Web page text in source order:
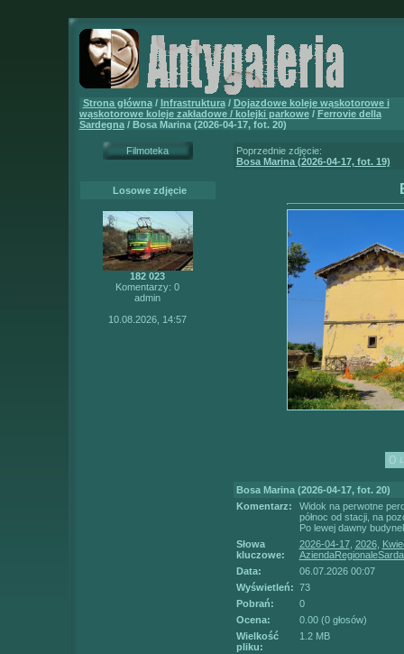
Strona główna/ Infrastruktura/ Dojazdowe koleje wąskotorowe i
wąskotorowe koleje zakładowe / kolejki parkowe/ Ferrovie della
Sardegna/ Bosa Marina (2026-04-17, fot. 20)
Filmoteka
Losowe zdjęcie
182 023
Komentarzy: 0
admin
10.08.2026, 14:57
Poprzednie zdjęcie:
Bosa Marina (2026-04-17, fot. 19)
Bosa Marina (2026-04-17, fot. 20)
Komentarz:
Widok na perwotne
północ od stacji, na
Po lewej dawny
Słowa
kluczowe:
2026-04-17, 2026,
Data:
06.07.2026 00:07
Wyświetleń: 73
Pobrań:
0
Ocena:
0.00 (0 głosów)
Wielkość
pliku:
1.2 MB